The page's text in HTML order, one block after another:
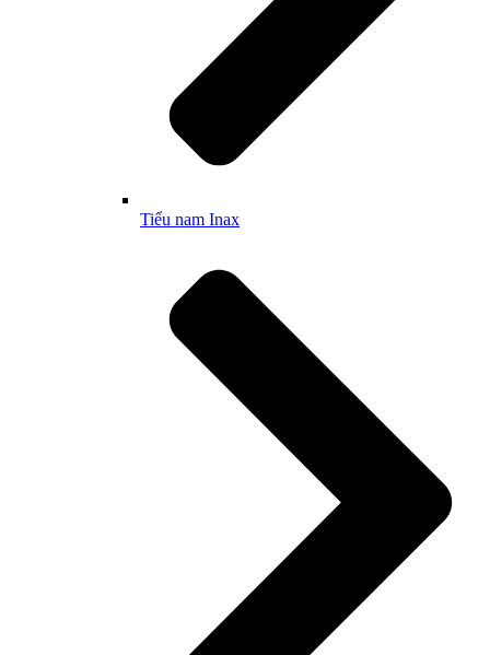
Tiểu nam Inax